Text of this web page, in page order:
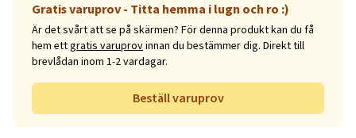
Gratis varuprov - Titta hemma i lugn och ro :)
Är det svårt att se på skärmen? För denna produkt kan du få
hem ettgratis varuprovinnan du bestämmer dig. Direkt till
brevlådan inom 1-2 vardagar.
Beställ varuprov